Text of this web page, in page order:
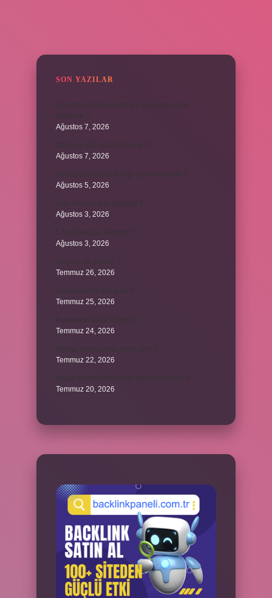
SON YAZILAR
Kurutma makinesinde kot programı nasıl
kullanılır ?
Ağustos 7, 2026
Kime ne söz müzik kime ait ?
Ağustos 7, 2026
Avarlardan sonra hangi devlet kuruldu ?
Ağustos 5, 2026
Ağustos 3, 2026
Ağustos 3, 2026
Temmuz 26, 2026
Temmuz 25, 2026
Temmuz 24, 2026
Temmuz 22, 2026
Temmuz 20, 2026